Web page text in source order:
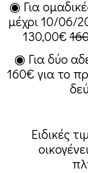
◉ Για
μέχρι 10/06/
130,00€
◉ Για δύο
160€ για το
Ειδικές